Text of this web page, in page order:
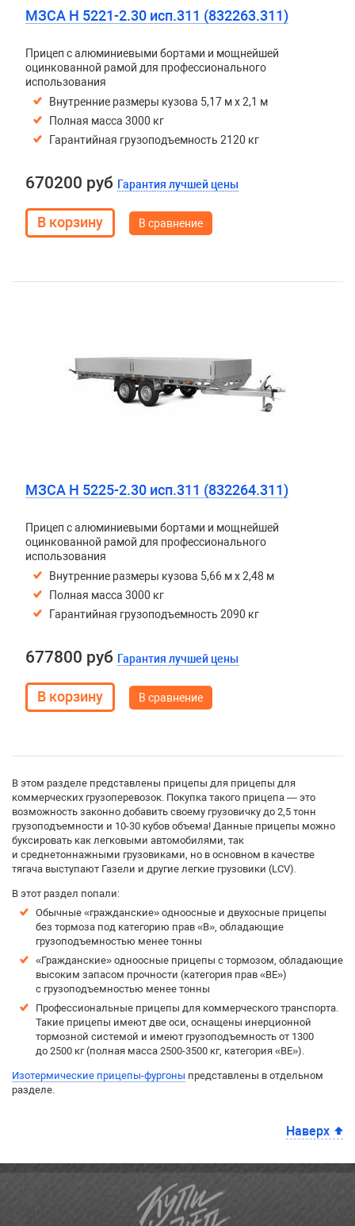
МЗСА H 5221-2.30 исп.311 (832263.311)
Прицеп с алюминиевыми бортами и мощнейшей
оцинкованной рамой для профессионального
использования
Внутренние размеры кузова 5,17 м х 2,1 м
Полная масса 3000 кг
Гарантийная грузоподъемность 2120 кг
670200 руб Гарантия лучшей цены
В сравнение
МЗСА H 5225-2.30 исп.311 (832264.311)
Прицеп с алюминиевыми бортами и мощнейшей
оцинкованной рамой для профессионального
использования
Внутренние размеры кузова 5,66 м х 2,48 м
Полная масса 3000 кг
Гарантийная грузоподъемность 2090 кг
677800 руб Гарантия лучшей цены
В сравнение
В этом разделе представлены прицепы для прицепы для
коммерческих грузоперевозок. Покупка такого прицепа — это
возможность законно добавить своему грузовичку до 2,5 тонн
грузоподъемности и 10-30 кубов объема! Данные прицепы можно
буксировать как легковыми автомобилями, так
и среднетоннажными грузовиками, но в основном в качестве
тягача выступают Газели и другие легкие грузовики (LCV).
В этот раздел попали:
Обычные «гражданские» одноосные и двухосные прицепы
без тормоза под категорию прав «B», обладающие
грузоподъемностью менее тонны
«Гражданские» одноосные прицепы с тормозом, обладающие
высоким запасом прочности (категория прав «BE»)
с грузоподъемностью менее тонны
Профессиональные прицепы для коммерческого транспорта.
Такие прицепы имеют две оси, оснащены инерционной
тормозной системой и имеют грузоподъемность от 1300
до 2500 кг (полная масса 2500-3500 кг, категория «BE»).
Изотермические прицепы-фургоны представлены в отдельном
разделе.
Наверх